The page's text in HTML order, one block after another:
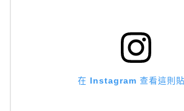
在 Instagram 查看這則